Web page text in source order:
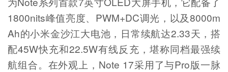
1800nits峰值亮度、PWM+DC调光，以及8000m
Ah的小米金沙江大电池，日常续航达2.33天，搭
配45W快充和22.5W有线反充，堪称同档最强续
航组合。在外观上，Note 17采用了与Pro版一脉